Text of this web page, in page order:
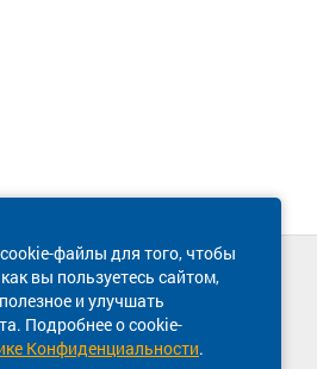
файлы для того, чтобы
вы пользуетесь сайтом,
и улучшать
Подробнее о cookie-
Конфиденциальности.
поддержка сайта
600-03-38